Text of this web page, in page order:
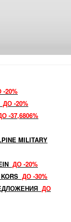
-20%
ДО -20%
-37,6806%
MILITARY
ДО -20%
ДО -30%
ДО